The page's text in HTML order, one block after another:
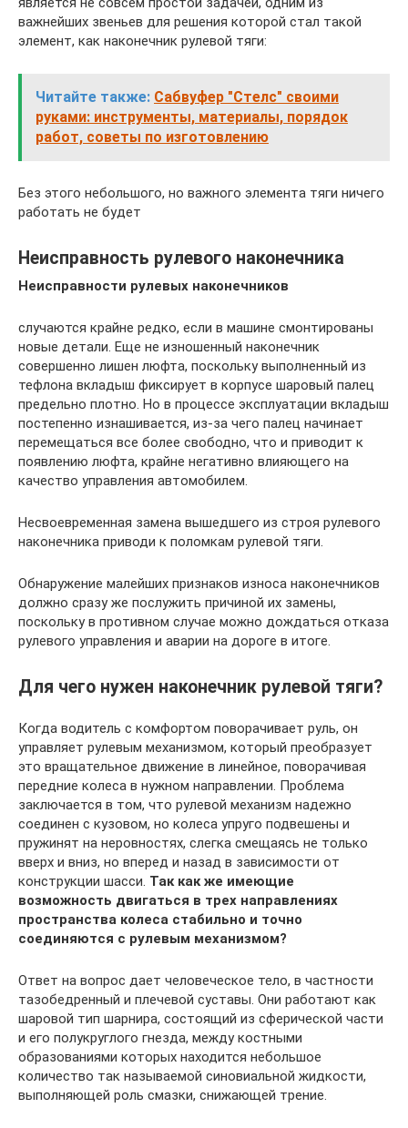
важнейших звеньев для решения которой стал такой
элемент, как наконечник рулевой тяги:
Читайте также: Сабвуфер "Стелс" своими
руками: инструменты, материалы, порядок
работ, советы по изготовлению
Без этого небольшого, но важного элемента тяги ничего
работать не будет
Неисправность рулевого наконечника
Неисправности рулевых наконечников
случаются крайне редко, если в машине смонтированы
новые детали. Еще не изношенный наконечник
совершенно лишен люфта, поскольку выполненный из
тефлона вкладыш фиксирует в корпусе шаровый палец
предельно плотно. Но в процессе эксплуатации вкладыш
постепенно изнашивается, из-за чего палец начинает
перемещаться все более свободно, что и приводит к
появлению люфта, крайне негативно влияющего на
качество управления автомобилем.
Несвоевременная замена вышедшего из строя рулевого
наконечника приводи к поломкам рулевой тяги.
Обнаружение малейших признаков износа наконечников
должно сразу же послужить причиной их замены,
поскольку в противном случае можно дождаться отказа
рулевого управления и аварии на дороге в итоге.
Для чего нужен наконечник рулевой тяги?
Когда водитель с комфортом поворачивает руль, он
управляет рулевым механизмом, который преобразует
это вращательное движение в линейное, поворачивая
передние колеса в нужном направлении. Проблема
заключается в том, что рулевой механизм надежно
соединен с кузовом, но колеса упруго подвешены и
пружинят на неровностях, слегка смещаясь не только
вверх и вниз, но вперед и назад в зависимости от
конструкции шасси. Так как же имеющие
возможность двигаться в трех направлениях
пространства колеса стабильно и точно
соединяются с рулевым механизмом?
Ответ на вопрос дает человеческое тело, в частности
тазобедренный и плечевой суставы. Они работают как
шаровой тип шарнира, состоящий из сферической части
и его полукруглого гнезда, между костными
образованиями которых находится небольшое
количество так называемой синовиальной жидкости,
выполняющей роль смазки, снижающей трение.